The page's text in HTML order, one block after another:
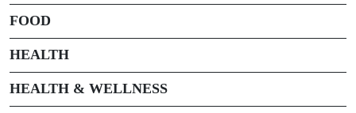
FOOD
HEALTH
HEALTH & WELLNESS